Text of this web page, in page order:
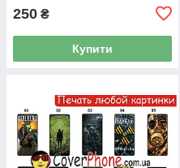
250 ₴
Купити